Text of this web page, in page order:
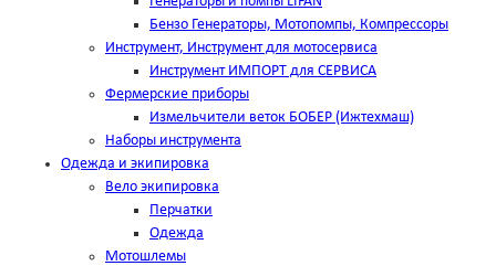
Бензо Генераторы, Мотопомпы, Компрессоры
Инструмент, Инструмент для мотосервиса
Инструмент ИМПОРТ для СЕРВИСА
Фермерские приборы
Измельчители веток БОБЕР (Ижтехмаш)
Наборы инструмента
Одежда и экипировка
Вело экипировка
Перчатки
Одежда
Мотошлемы